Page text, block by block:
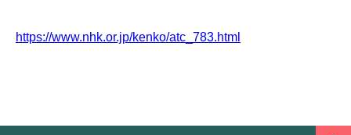
https://www.nhk.or.jp/kenko/atc_783.html